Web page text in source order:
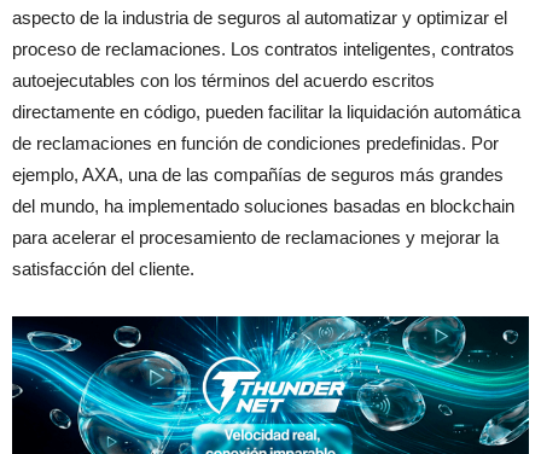
aspecto de la industria de seguros al automatizar y optimizar el
proceso de reclamaciones. Los contratos inteligentes, contratos
autoejecutables con los términos del acuerdo escritos
directamente en código, pueden facilitar la liquidación automática
de reclamaciones en función de condiciones predefinidas. Por
ejemplo, AXA, una de las compañías de seguros más grandes
del mundo, ha implementado soluciones basadas en blockchain
para acelerar el procesamiento de reclamaciones y mejorar la
satisfacción del cliente.